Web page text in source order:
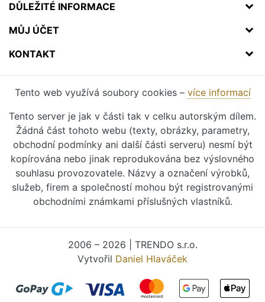
DŮLEŽITÉ INFORMACE
MŮJ ÚČET
KONTAKT
Tento web využívá soubory cookies – více informací
Tento server je jak v části tak v celku autorským dílem.
Žádná část tohoto webu (texty, obrázky, parametry,
obchodní podmínky ani další části serveru) nesmí být
kopírována nebo jinak reprodukována bez výslovného
souhlasu provozovatele. Názvy a označení výrobků,
služeb, firem a společností mohou být registrovanými
obchodními známkami příslušných vlastníků.
2006 – 2026 | TRENDO s.r.o.
Vytvořil Daniel Hlaváček